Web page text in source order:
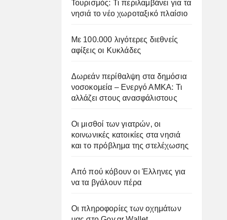
Τουρισμός: Τι περιλαμβάνει για τα
νησιά το νέο χωροταξικό πλαίσιο
Με 100.000 λιγότερες διεθνείς
αφίξεις οι Κυκλάδες
Δωρεάν περίθαλψη στα δημόσια
νοσοκομεία – Ενεργό ΑΜΚΑ: Τι
αλλάζει στους ανασφάλιστους
Οι μισθοί των γιατρών, οι
κοινωνικές κατοικίες στα νησιά
και το πρόβλημα της στελέχωσης
Από πού κόβουν οι Έλληνες για
να τα βγάλουν πέρα
Οι πληροφορίες των οχημάτων